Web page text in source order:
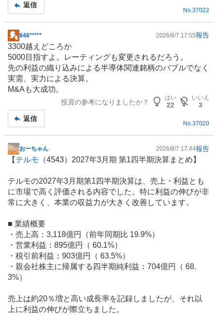
見
7
%
、
売
り
た
い
%
強
く
売
た
い
0
返信
No. 37022
掲
示
板
記
事
846***** 2026/8/7 17:55報告
3300越えどころか
5000目指すよ。レーティングも変更されるだろう。
先の利益の織り込みによる半導体関連銘柄のバブルでなく
実需、実力による決算。
M&Aも大成功。
投資の参考になりましたか？
はい
22
いいえ
3
返信
No.37020
掲
示
記
事
おーちゃん 2026/8/7 17:44報告
【 テルモ （4543）2027年3月期 第1四半期決算まとめ】
テルモの2027年3月期第1四半期決算は、売上・利益とも
に市場で高く評価される内容でした。特に利益の伸びが非
常に大きく、本業の収益力が大きく改善しています。
■ 業績概要
・売上高：3,118億円（前年同期比 19.9%）
・営業利益：895億円（ 60.1%）
・税引前利益：903億円（ 63.5%）
・親会社株主に帰属する四半期純利益：704億円（ 68.
3%）
売上は約20％増と高い成長率を記録しましたが、それ以
上に利益の伸びが際立ちました。